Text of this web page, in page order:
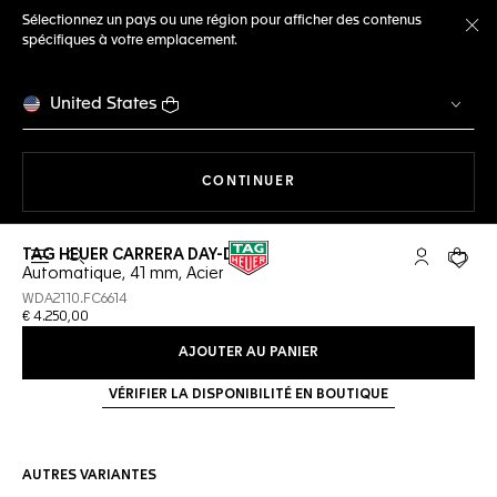
Sélectionnez un pays ou une région pour afficher des contenus
spécifiques à votre emplacement.
United States
CONTINUER
Ouvrir la barre de recherche Compte My
Votre
TAG HEUER CARRERA DAY-DATE
Automatique, 41 mm, Acier
WDA2110.FC6614
€ 4.250,00
AJOUTER AU PANIER
VÉRIFIER LA DISPONIBILITÉ EN BOUTIQUE
AUTRES VARIANTES